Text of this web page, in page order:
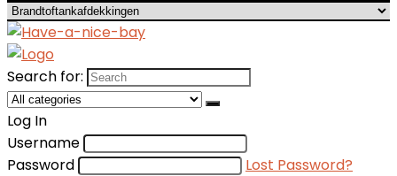
Search for:
Log In
Username
Password
Lost Password?